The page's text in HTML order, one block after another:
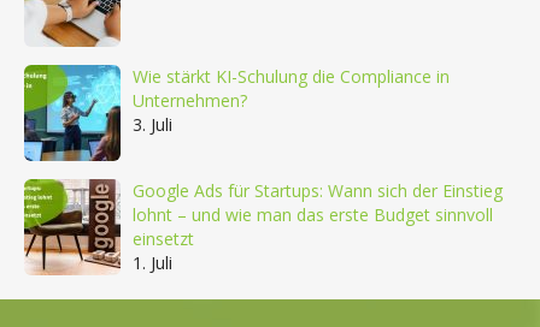
Wie stärkt KI-Schulung die Compliance in
Unternehmen?
3. Juli
Google Ads für Startups: Wann sich der Einstieg
lohnt – und wie man das erste Budget sinnvoll
einsetzt
1. Juli